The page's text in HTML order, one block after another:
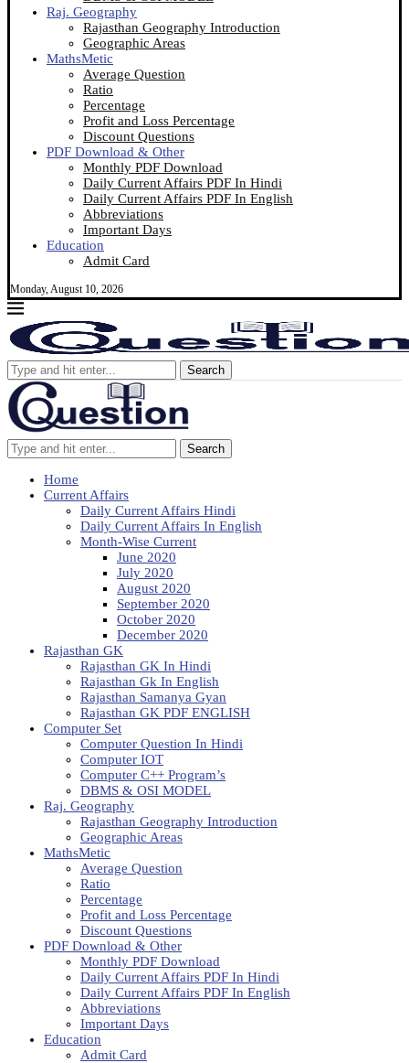
Raj. Geography
Rajasthan Geography Introduction
Geographic Areas
MathsMetic
Average Question
Ratio
Percentage
Profit and Loss Percentage
Discount Questions
PDF Download & Other
Monthly PDF Download
Daily Current Affairs PDF In Hindi
Daily Current Affairs PDF In English
Abbreviations
Important Days
Education
Admit Card
Monday, August 10, 2026
Search
Search
Home
Current Affairs
Daily Current Affairs Hindi
Daily Current Affairs In English
Month-Wise Current
June 2020
July 2020
August 2020
September 2020
October 2020
December 2020
Rajasthan GK
Rajasthan GK In Hindi
Rajasthan Gk In English
Rajasthan Samanya Gyan
Rajasthan GK PDF ENGLISH
Computer Set
Computer Question In Hindi
Computer IOT
Computer C++ Program’s
DBMS & OSI MODEL
Raj. Geography
Rajasthan Geography Introduction
Geographic Areas
MathsMetic
Average Question
Ratio
Percentage
Profit and Loss Percentage
Discount Questions
PDF Download & Other
Monthly PDF Download
Daily Current Affairs PDF In Hindi
Daily Current Affairs PDF In English
Abbreviations
Important Days
Education
Admit Card